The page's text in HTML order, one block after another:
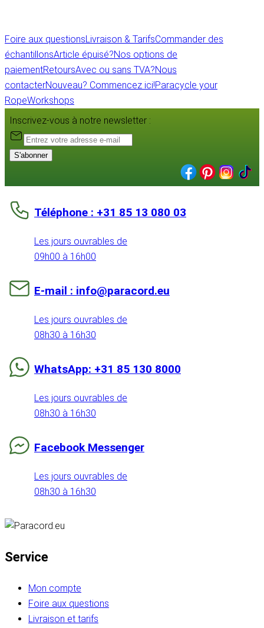
Foire aux questionsLivraison & TarifsCommander des
échantillonsArticle épuisé?Nos options de
paiementRetoursAvec ou sans TVA?Nous
contacterNouveau? Commencez ici!Paracycle your
RopeWorkshops
Inscrivez-vous à notre newsletter :
S'abonner
Téléphone : +31 85 13 080 03
Les jours ouvrables de
09h00 à 16h00
E-mail : info@paracord.eu
Les jours ouvrables de
08h30 à 16h30
WhatsApp: +31 85 130 8000
Les jours ouvrables de
08h30 à 16h30
Facebook Messenger
Les jours ouvrables de
08h30 à 16h30
Service
Mon compte
Foire aux questions
Livraison et tarifs